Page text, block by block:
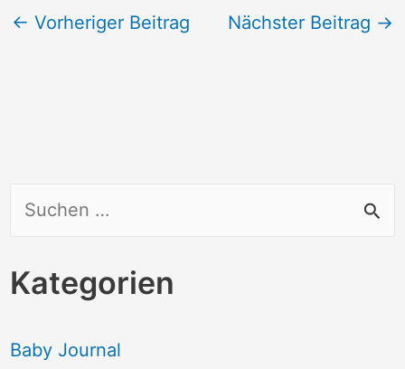
c
e
Kategorien
Baby Journal
← Vorheriger Beitrag Nächster Beitrag →